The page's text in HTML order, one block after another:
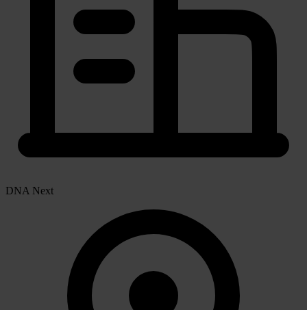
DNA Next